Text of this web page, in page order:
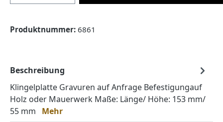
Produktnummer: 6861
Beschreibung
Klingelplatte Gravuren auf Anfrage Befestigungauf
Holz oder Mauerwerk Maße: Länge/ Höhe: 153 mm/
55 mm Mehr